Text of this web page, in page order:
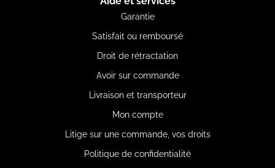
Garantie
Satisfait ou remboursé
Droit de rétractation
Avoir sur commande
Livraison et transporteur
Mon compte
Litige sur une commande, vos droits
Politique de confidentialité